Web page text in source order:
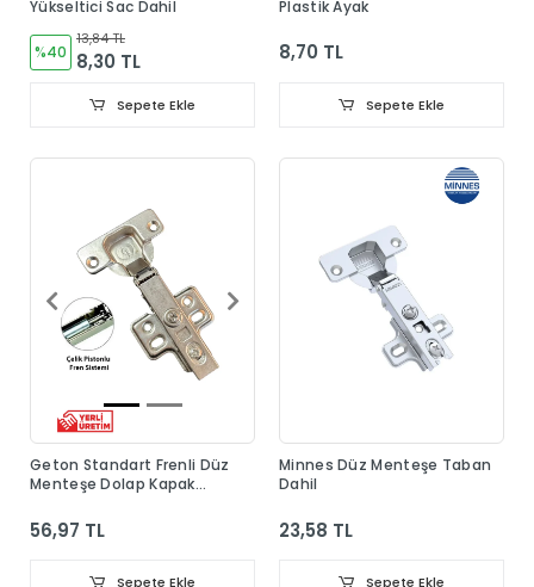
Yükseltici Sac Dahil
%40
13,84 TL
8,30 TL
Sepete Ekle
Plastik Ayak
8,70 TL
Sepete Ekle
Geton Standart Frenli Düz
Menteşe Dolap Kapak
56,97 TL
Sepete Ekle
Minnes Düz Menteşe Taban
Dahil
23,58 TL
Sepete Ekle